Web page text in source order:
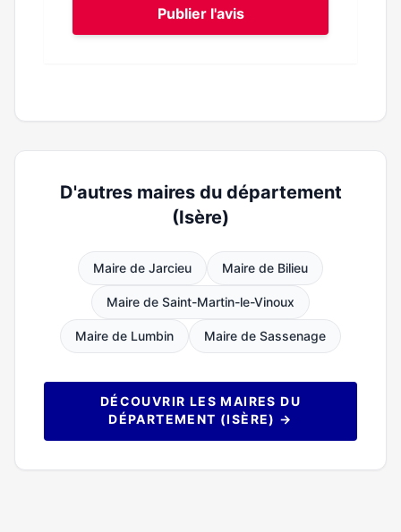
Publier l'avis
D'autres maires du département
(Isère)
Maire de Jarcieu Maire de Bilieu
Maire de Saint-Martin-le-Vinoux
Maire de Lumbin Maire de Sassenage
DÉCOUVRIR LES MAIRES DU
DÉPARTEMENT (ISÈRE) →